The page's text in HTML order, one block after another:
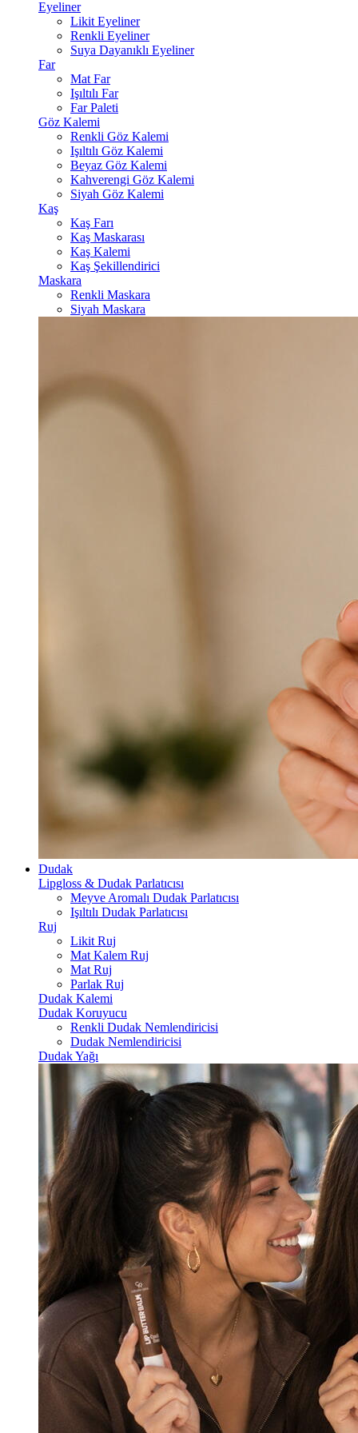
Eyeliner
Likit Eyeliner
Renkli Eyeliner
Suya Dayanıklı Eyeliner
Far
Mat Far
Işıltılı Far
Far Paleti
Göz Kalemi
Renkli Göz Kalemi
Işıltılı Göz Kalemi
Beyaz Göz Kalemi
Kahverengi Göz Kalemi
Siyah Göz Kalemi
Kaş
Kaş Farı
Kaş Maskarası
Kaş Kalemi
Kaş Şekillendirici
Maskara
Renkli Maskara
Siyah Maskara
Dudak
Lipgloss & Dudak Parlatıcısı
Meyve Aromalı Dudak Parlatıcısı
Işıltılı Dudak Parlatıcısı
Ruj
Likit Ruj
Mat Kalem Ruj
Mat Ruj
Parlak Ruj
Dudak Kalemi
Dudak Koruyucu
Renkli Dudak Nemlendiricisi
Dudak Nemlendiricisi
Dudak Yağı